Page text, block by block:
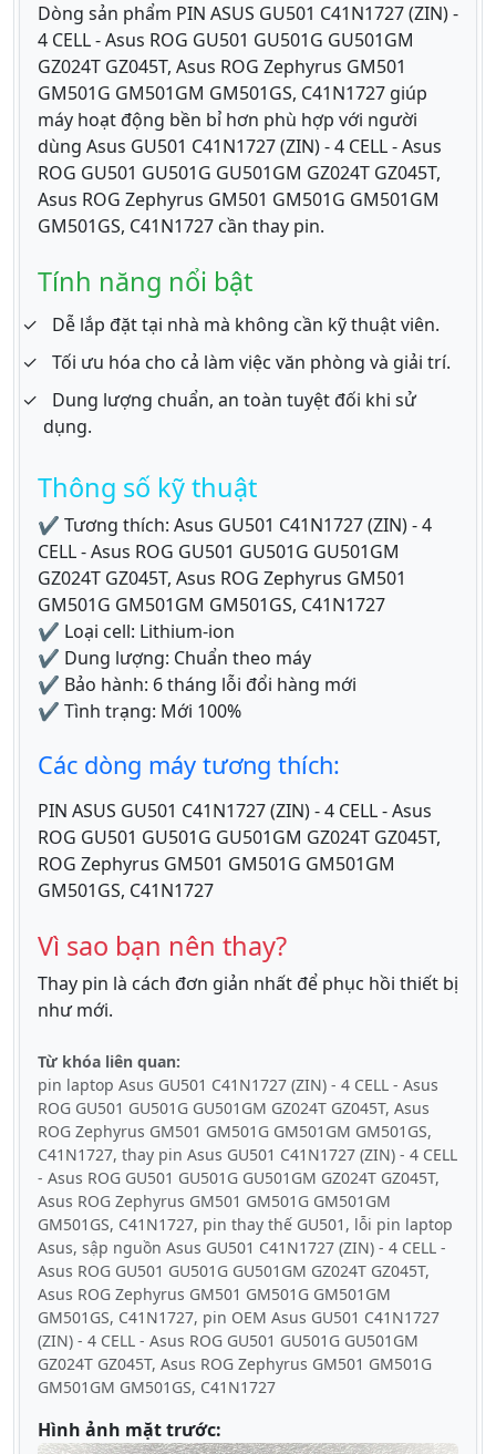
Dòng sản phẩm PIN ASUS GU501 C41N1727 (ZIN) -
4 CELL - Asus ROG GU501 GU501G GU501GM
GZ024T GZ045T, Asus ROG Zephyrus GM501
GM501G GM501GM GM501GS, C41N1727 giúp
máy hoạt động bền bỉ hơn phù hợp với người
dùng Asus GU501 C41N1727 (ZIN) - 4 CELL - Asus
ROG GU501 GU501G GU501GM GZ024T GZ045T,
Asus ROG Zephyrus GM501 GM501G GM501GM
GM501GS, C41N1727 cần thay pin.
Tính năng nổi bật
Dễ lắp đặt tại nhà mà không cần kỹ thuật viên.
Tối ưu hóa cho cả làm việc văn phòng và giải trí.
Dung lượng chuẩn, an toàn tuyệt đối khi sử
dụng.
Thông số kỹ thuật
✔ Tương thích: Asus GU501 C41N1727 (ZIN) - 4
CELL - Asus ROG GU501 GU501G GU501GM
GZ024T GZ045T, Asus ROG Zephyrus GM501
GM501G GM501GM GM501GS, C41N1727
✔ Loại cell: Lithium-ion
✔ Dung lượng: Chuẩn theo máy
✔ Bảo hành: 6 tháng lỗi đổi hàng mới
✔ Tình trạng: Mới 100%
Các dòng máy tương thích:
PIN ASUS GU501 C41N1727 (ZIN) - 4 CELL - Asus
ROG GU501 GU501G GU501GM GZ024T GZ045T,
ROG Zephyrus GM501 GM501G GM501GM
GM501GS, C41N1727
Vì sao bạn nên thay?
Thay pin là cách đơn giản nhất để phục hồi thiết bị
như mới.
Từ khóa liên quan:
pin laptop Asus GU501 C41N1727 (ZIN) - 4 CELL - Asus
ROG GU501 GU501G GU501GM GZ024T GZ045T, Asus
ROG Zephyrus GM501 GM501G GM501GM GM501GS,
C41N1727, thay pin Asus GU501 C41N1727 (ZIN) - 4 CELL
- Asus ROG GU501 GU501G GU501GM GZ024T GZ045T,
Asus ROG Zephyrus GM501 GM501G GM501GM
GM501GS, C41N1727, pin thay thế GU501, lỗi pin laptop
Asus, sập nguồn Asus GU501 C41N1727 (ZIN) - 4 CELL -
Asus ROG GU501 GU501G GU501GM GZ024T GZ045T,
Asus ROG Zephyrus GM501 GM501G GM501GM
GM501GS, C41N1727, pin OEM Asus GU501 C41N1727
(ZIN) - 4 CELL - Asus ROG GU501 GU501G GU501GM
GZ024T GZ045T, Asus ROG Zephyrus GM501 GM501G
GM501GM GM501GS, C41N1727
Hình ảnh mặt trước: